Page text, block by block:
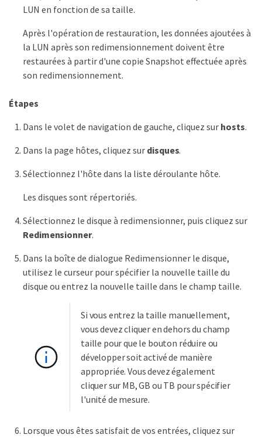
LUN en fonction de sa taille.
Après l'opération de restauration, les données ajoutées à
la LUN après son redimensionnement doivent être
restaurées à partir d'une copie Snapshot effectuée après
son redimensionnement.
Étapes
Dans le volet de navigation de gauche, cliquez sur hosts.
Dans la page hôtes, cliquez sur disques.
Sélectionnez l'hôte dans la liste déroulante hôte.
Les disques sont répertoriés.
Sélectionnez le disque à redimensionner, puis cliquez sur
Redimensionner.
Dans la boîte de dialogue Redimensionner le disque,
utilisez le curseur pour spécifier la nouvelle taille du
disque ou entrez la nouvelle taille dans le champ taille.
Si vous entrez la taille manuellement,
vous devez cliquer en dehors du champ
taille pour que le bouton réduire ou
développer soit activé de manière
appropriée. Vous devez également
cliquer sur MB, GB ou TB pour spécifier
l'unité de mesure.
Lorsque vous êtes satisfait de vos entrées, cliquez sur